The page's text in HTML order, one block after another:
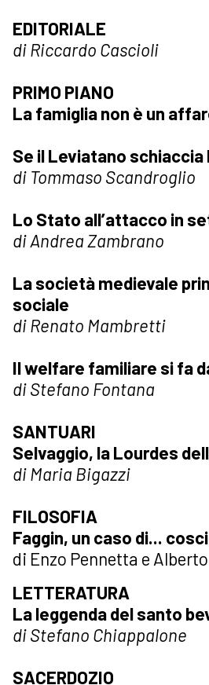
EDITORIALE
di Riccardo Cascioli
PRIMO PIANO
La famiglia non è un
Se il Leviatano schiaccia
di Tommaso Scandroglio
Lo Stato all’attacco in
di Andrea Zambrano
La società medievale
sociale
di Renato Mambretti
Il welfare familiare si fa
di Stefano Fontana
SANTUARI
Selvaggio, la Lourdes
di Maria Bigazzi
FILOSOFIA
Faggin, un caso di...
di Enzo Pennetta e
LETTERATURA
La leggenda del santo
di Stefano Chiappalone
SACERDOZIO